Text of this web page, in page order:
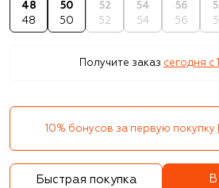
48
48
50
50
52
52
54
54
56
56
Получите заказ сегодня c
10% бонусов за первую покупку
Быстрая покупка